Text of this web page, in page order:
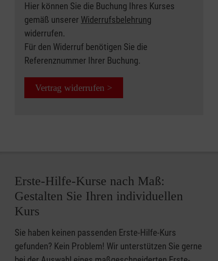
Hier können Sie die Buchung Ihres Kurses
gemäß unserer Widerrufsbelehrung
widerrufen.
Für den Widerruf benötigen Sie die
Referenznummer Ihrer Buchung.
Vertrag widerrufen >
Erste-Hilfe-Kurse nach Maß:
Gestalten Sie Ihren individuellen
Kurs
Sie haben keinen passenden Erste-Hilfe-Kurs
gefunden? Kein Problem! Wir unterstützen Sie gerne